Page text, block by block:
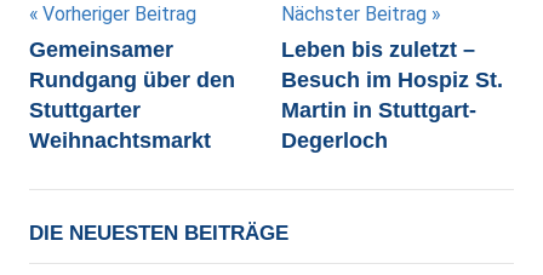
Beitragsnavigation
Vorheriger Beitrag
Gemeinsamer
Rundgang über den
Stuttgarter
Weihnachtsmarkt
Nächster Beitrag
Leben bis zuletzt –
Besuch im Hospiz St.
Martin in Stuttgart-
Degerloch
DIE NEUESTEN BEITRÄGE